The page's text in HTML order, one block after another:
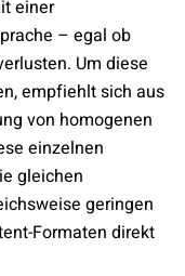
einer
– egal ob
Um diese
empfiehlt sich aus
von homogenen
einzelnen
gleichen
geringen
Formaten direkt